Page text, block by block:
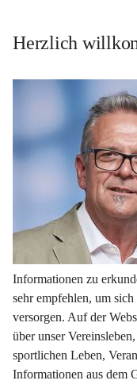
Herzlich
Informationen zu
sehr empfehlen, um
versorgen. Auf der
über unser
sportlichen Leben,
Informationen aus dem